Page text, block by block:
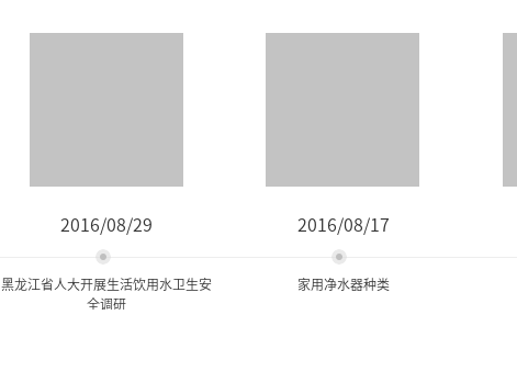
2016/08/29
黑龙江省人大开展生活饮用水卫生安
全调研
2016/08/17
家用净水器种类